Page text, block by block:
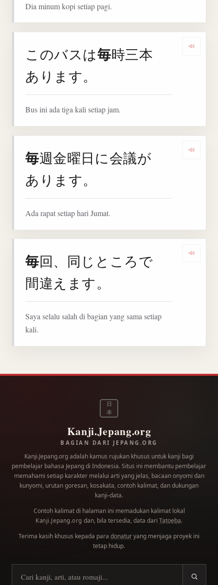
Dia minum kopi setiap pagi.
このバスは毎時三本
あります。
Bus ini ada tiga kali setiap jam.
毎週金曜日に会議が
あります。
Ada rapat setiap hari Jumat.
毎回、同じところで
間違えます。
Saya selalu salah di bagian yang sama setiap
kali.
日
本
Kanji.Jepang.org
BAGIAN DARI JEPANG.ORG
Kanji.Jepang.org adalah kamus rujukan khusus untuk kanji bagi
pembelajar bahasa Jepang di Indonesia. Situs ini membantu pembelajar
memahami setiap karakter melalui arti yang jelas, bacaan onyomi dan
kunyomi, urutan goresan, kosakata, contoh kalimat, dan dukungan
kanji-data.
Contoh kalimat di halaman ini memadukan kalimat lokal
Kanji.Jepang.org dan, bila tersedia, data dari Tatoeba.
Terima kasih khusus kepada para donaturyang menjaga proyek ini
tetap hidup.
Cari kanji